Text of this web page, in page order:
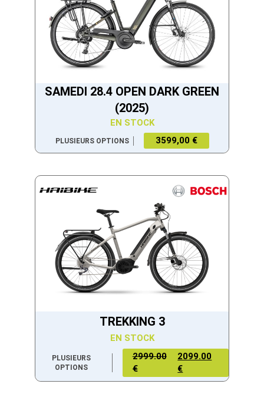
SAMEDI 28.4 OPEN DARK GREEN
(2025)
EN STOCK
PLUSIEURS OPTIONS 3599,00 €
TREKKING 3
EN STOCK
PLUSIEURS
OPTIONS
2999.00
€
2099.00
€